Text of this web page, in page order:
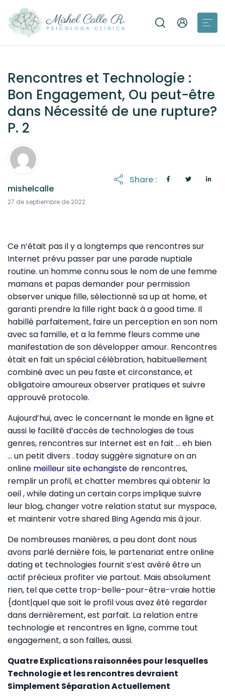
Rencontres et Technologie :
Bon Engagement, Ou peut-être
dans Nécessité de une rupture?
P. 2
mishelcalle
27 de septiembre de 2022
Share :
Ce n’était pas il y a longtemps que rencontres sur
Internet prévu passer par une parade nuptiale
routine. un homme connu sous le nom de une femme
mamans et papas demander pour permission
observer unique fille, sélectionné sa up at home, et
garanti prendre la fille right back à a good time. Il
habillé parfaitement, faire un perception en son nom
avec sa famille, et a la femme fleurs comme une
manifestation de son développer amour. Rencontres
était en fait un spécial célébration, habituellement
combiné avec un peu faste et circonstance, et
obligatoire amoureux observer pratiques et suivre
approuvé protocole.
Aujourd’hui, avec le concernant le monde en ligne et
aussi le facilité d’accès de technologies de tous
genres, rencontres sur Internet est en fait … eh bien
… un petit divers . today suggère signature on an
online meilleur site echangistede rencontres,
remplir un profil, et chatter membres qui obtenir la
oeil , while dating un certain corps implique suivre
leur blog, changer votre relation statut sur myspace,
et maintenir votre shared Bing Agenda mis à jour.
De nombreuses manières, a peu dont dont nous
avons parlé dernière fois, le partenariat entre online
dating et technologies fournit s’est avéré être un
actif précieux profiter vie partout. Mais absolument
rien, tel que cette trop-belle-pour-être-vraie hottie
{dont|quel que soit le profil vous avez été regarder
dans dernièrement, est parfait. La relation entre
technologie et rencontres en ligne, comme tout
engagement, a son failles, aussi.
Quatre Explications raisonnées pour lesquelles
Technologie et les rencontres devraient
Simplement Séparation Actuellement